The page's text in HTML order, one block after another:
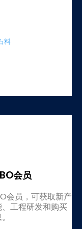
料
会员
会员，可获取新产
工程研发和购买